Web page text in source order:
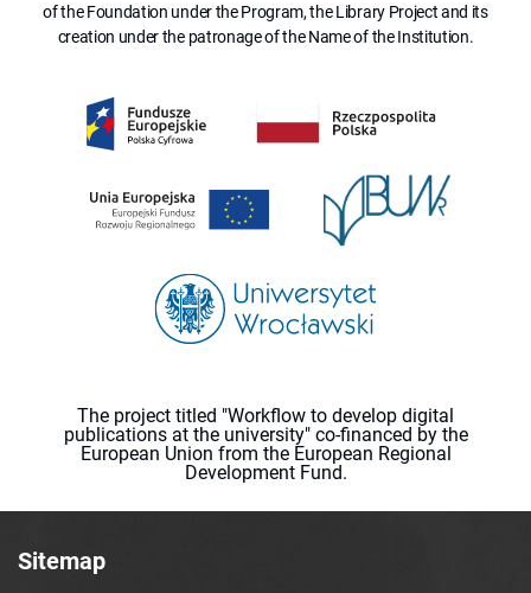
of the Foundation under the Program, the Library Project and its
creation under the patronage of the Name of the Institution.
The project titled "Workflow to develop digital
publications at the university" co-financed by the
European Union from the European Regional
Development Fund.
Sitemap